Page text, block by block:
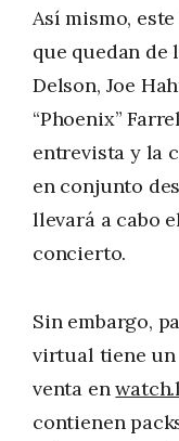
Así mismo,
que quedan de
Delson, Joe
“Phoenix”
entrevista y la
en conjunto
llevará a cabo
concierto.
Sin embargo,
virtual tiene un
venta en
contienen